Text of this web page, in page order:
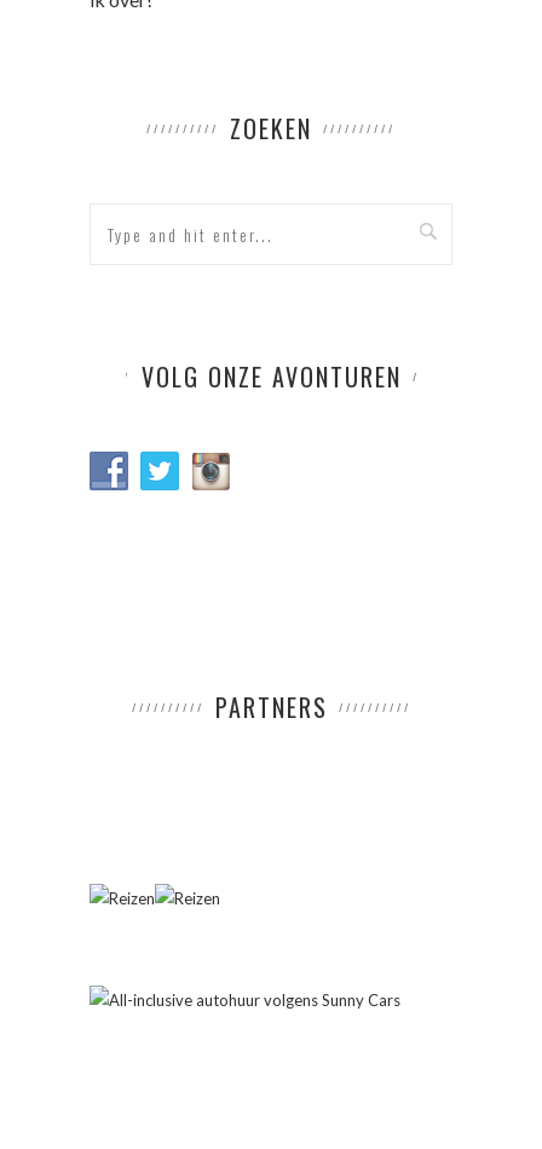
ZOEKEN
VOLG ONZE AVONTUREN
PARTNERS